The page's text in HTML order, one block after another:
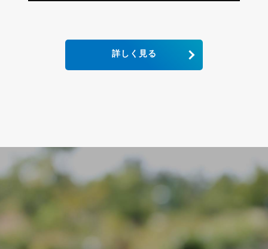
詳しく見る